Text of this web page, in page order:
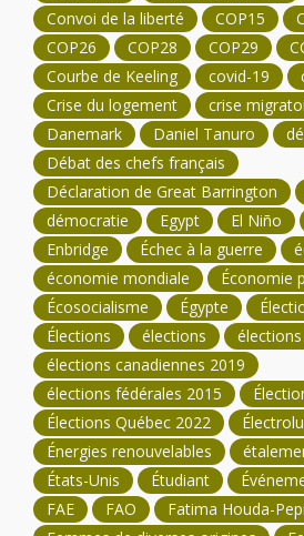
Convoi de la liberté
COP15
COP26
COP28 COP29
Courbe de Keeling
covid-19
Crise du logement
crise
Danemark
Daniel Tanuro
Débat des chefs français
Déclaration de Great Barrington
démocratie
Egypt El Niño
Enbridge
Échec à la guerre
économie mondiale
Économie
Écosocialisme
Égypte
Élections
élections
élections canadiennes 2019
élections fédérales 2015
Élections Québec 2022
Énergies renouvelables
États-Unis
Étudiant
FAE
FAO Fatima Houda-